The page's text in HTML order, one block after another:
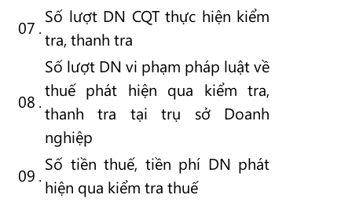
07 .
Số lượt DN CQT thực hiện kiểm
tra, thanh tra
08 .
Số lượt DN vi phạm pháp luật về
thuế phát hiện qua kiểm tra,
thanh tra tại trụ sở Doanh
nghiệp
09 .
Số tiền thuế, tiền phí DN phát
hiện qua kiểm tra thuế